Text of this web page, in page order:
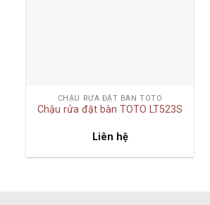
CHẬU RỬA ĐẶT BÀN TOTO
Chậu rửa đặt bàn TOTO LT523S
Liên hệ